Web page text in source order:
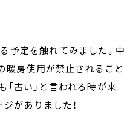
予定を触れてみました。中
暖房使用が禁止されること
古い」と言われる時が来
がありました！